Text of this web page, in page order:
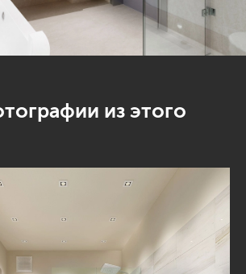
из этого